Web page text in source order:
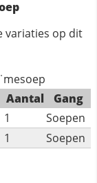
variaties op dit
Aantal
Gang
1
Soepen
1
Soepen